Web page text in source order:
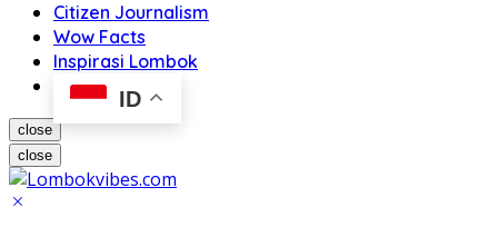
Citizen Journalism
Wow Facts
Inspirasi Lombok
ID
close
close